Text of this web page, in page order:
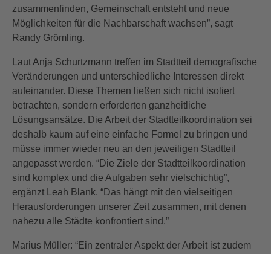
zusammenfinden, Gemeinschaft entsteht und neue
Möglichkeiten für die Nachbarschaft wachsen”, sagt
Randy Grömling.
Laut Anja Schurtzmann treffen im Stadtteil demografische
Veränderungen und unterschiedliche Interessen direkt
aufeinander. Diese Themen ließen sich nicht isoliert
betrachten, sondern erforderten ganzheitliche
Lösungsansätze. Die Arbeit der Stadtteilkoordination sei
deshalb kaum auf eine einfache Formel zu bringen und
müsse immer wieder neu an den jeweiligen Stadtteil
angepasst werden. “Die Ziele der Stadtteilkoordination
sind komplex und die Aufgaben sehr vielschichtig”,
ergänzt Leah Blank. “Das hängt mit den vielseitigen
Herausforderungen unserer Zeit zusammen, mit denen
nahezu alle Städte konfrontiert sind.”
Marius Müller: “Ein zentraler Aspekt der Arbeit ist zudem